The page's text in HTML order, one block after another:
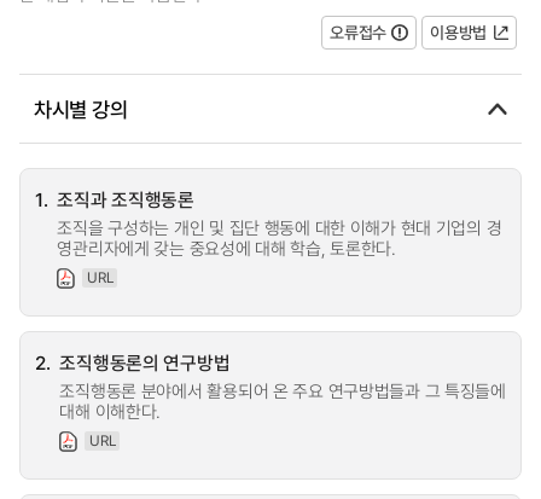
오류접수
이용방법
차시별 강의
1. 조직과 조직행동론
조직을 구성하는 개인 및 집단 행동에 대한 이해가 현대 기업의 경
영관리자에게 갖는 중요성에 대해 학습, 토론한다.
URL
2. 조직행동론의 연구방법
조직행동론 분야에서 활용되어 온 주요 연구방법들과 그 특징들에
대해 이해한다.
URL